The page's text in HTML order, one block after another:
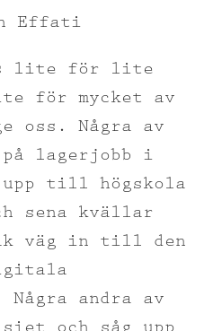
Effati
lite för lite
för mycket av
oss. Några av
lagerjobb i
till högskola
sena kvällar
väg in till den
Några andra av